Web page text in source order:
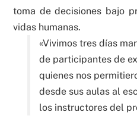
toma de decisiones bajo
vidas humanas.
«Vivimos tres días
de participantes de
quienes nos
desde sus aulas al
los instructores del